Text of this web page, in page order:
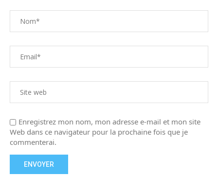
Enregistrez mon nom, mon adresse e-mail et mon site
Web dans ce navigateur pour la prochaine fois que je
commenterai.